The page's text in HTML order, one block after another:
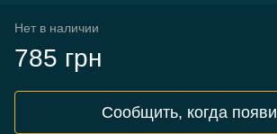
Нет в наличии
785 грн
Сообщить, когда